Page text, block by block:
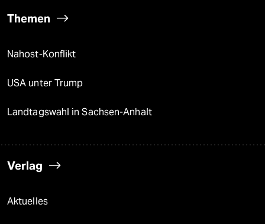
Themen
Nahost-Konflikt
USA unter Trump
Landtagswahl in Sachsen-Anhalt
Verlag
Aktuelles